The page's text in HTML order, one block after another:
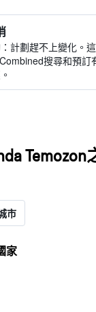
計劃趕不上變化。
搜尋和預訂
市
家